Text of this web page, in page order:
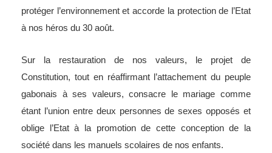
protéger l’environnement et accorde la protection de l’Etat
à nos héros du 30 août.
Sur la restauration de nos valeurs, le projet de
Constitution, tout en réaffirmant l’attachement du peuple
gabonais à ses valeurs, consacre le mariage comme
étant l’union entre deux personnes de sexes opposés et
oblige l’Etat à la promotion de cette conception de la
société dans les manuels scolaires de nos enfants.